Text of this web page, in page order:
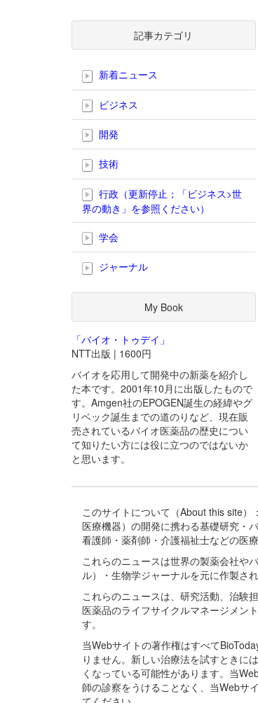
記事カテゴリ
新着ニュース
ビジネス
開発
技術
行政（更新停止；「ビジネス>世
界の動き」を参照ください）
学会
ジャーナル
My Book
「バイオ・トゥデイ」
NTT出版 | 1600円
バイオを応用して開発中の新薬を紹介し
た本です。2001年10月に出版したもので
す。Amgen社のEPOGEN誕生の経緯やグ
リベック誕生までの道のりなど、現在販
売されているバイオ医薬品の歴史につい
て知りたい方には役に立つのではないか
と思います。
このサイトについて（About this site）
医療機器）の開発に携わる基礎研究・
看護師・薬剤師・介護福祉士などの医
これらのニュースは世界の製薬会社や
ル）・生物学ジャーナルを元に作製され
これらのニュースは、研究活動、治験
医薬品のライフサイクルマネージメン
す。
当Webサイトの著作権はすべて
りません。新しい治療法を試すときに
くなっている可能性があります。当
師の診察をうけることなく、当Webサ